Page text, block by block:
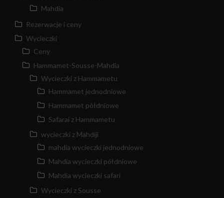
Mahdia
Rezerwacje i ceny
Wycieczki
Ceny
Hammamet-Sousse-Mahdia
Wycieczki z Hammametu
Hammamet jednodniowe
Hammamet półdniowe
Safarai z Hammametu
wycieczki z Mahdiji
mahdia wycieczki jednodniowe
Mahdia wycieczki półdniowe
Mahdia wycieczki safari
Wycieczki z Sousse